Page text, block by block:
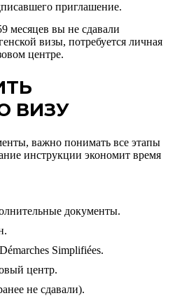
приглашение.
месяцев вы не сдавали
визы, потребуется личная
центре.
ВИЗУ
важно понимать все этапы
инструкции экономит время
документы.
Simplifiées.
центр.
не сдавали).